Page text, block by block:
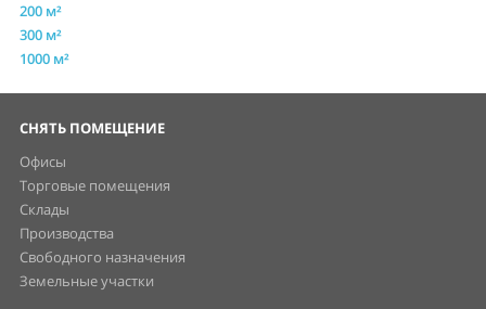
200 м²
300 м²
1000 м²
СНЯТЬ ПОМЕЩЕНИЕ
Офисы
Торговые помещения
Склады
Производства
Свободного назначения
Земельные участки